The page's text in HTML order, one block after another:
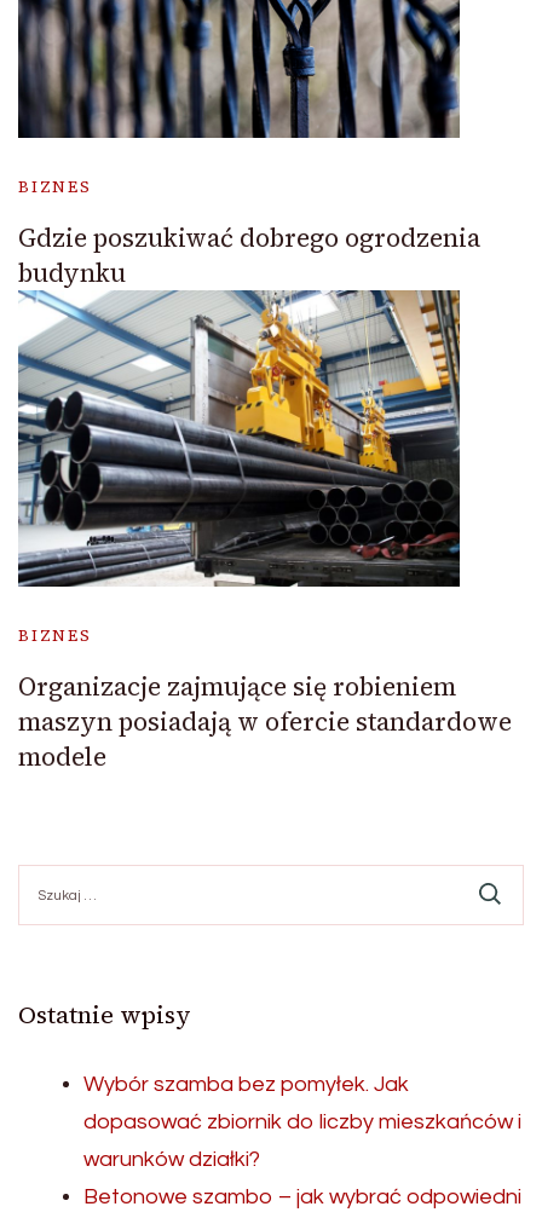
BIZNES
Gdzie poszukiwać dobrego ogrodzenia
budynku
BIZNES
Organizacje zajmujące się robieniem
maszyn posiadają w ofercie standardowe
modele
Ostatnie wpisy
Wybór szamba bez pomyłek. Jak
dopasować zbiornik do liczby mieszkańców i
warunków działki?
Betonowe szambo – jak wybrać odpowiedni